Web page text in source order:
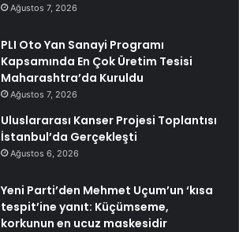
Ağustos 7, 2026
PLI Oto Yan Sanayi Programı
Kapsamında En Çok Üretim Tesisi
Maharashtra’da Kuruldu
Ağustos 7, 2026
Uluslararası Kanser Projesi Toplantısı
İstanbul’da Gerçekleşti
Ağustos 6, 2026
Yeni Parti’den Mehmet Uçum’un ‘kısa
tespit’ine yanıt: Küçümseme,
korkunun en ucuz maskesidir